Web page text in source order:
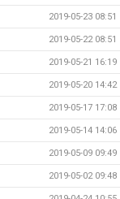
2019-05-23 08:51
2019-05-22 08:51
2019-05-21 16:19
2019-05-20 14:42
2019-05-17 17:08
2019-05-14 14:06
2019-05-09 09:49
2019-05-02 09:48